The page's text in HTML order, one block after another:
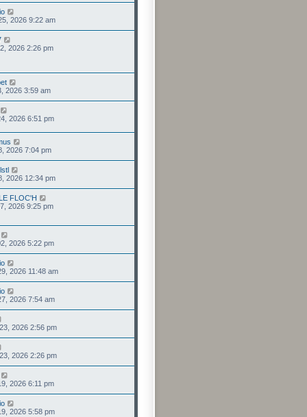
2026 9:22 am
2026 2:26 pm
2026 3:59 am
2026 6:51 pm
2026 7:04 pm
2026 12:34 pm
FLOC'H
2026 9:25 pm
2026 5:22 pm
2026 11:48 am
2026 7:54 am
2026 2:56 pm
2026 2:26 pm
2026 6:11 pm
2026 5:58 pm